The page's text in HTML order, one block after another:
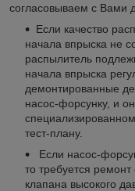
согласовываем с Вами
Если качество
начала впрыска не
распылитель
начала впрыска
демонтированные
насос-форсунку, и
тест-плану.
Если насос-
то требуется
клапана высокого